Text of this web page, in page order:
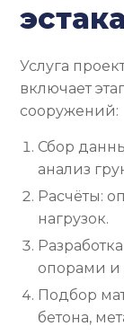
Услуга
включает
сооружений:
Сбор
анализ
Расчёты:
нагрузок.
опорами и
Подбор
бетона,